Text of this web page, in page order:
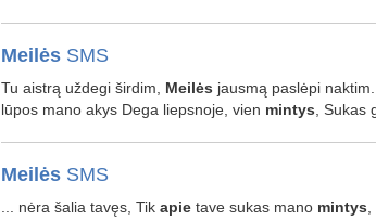
MeilėsSMS
Tu aistrą uždegi širdim, Meilės jausmą paslėpi
lūpos mano akys Dega liepsnoje, vien mintys , Sukas
MeilėsSMS
... nėra šalia tavęs, Tik apietave sukas mano mintys